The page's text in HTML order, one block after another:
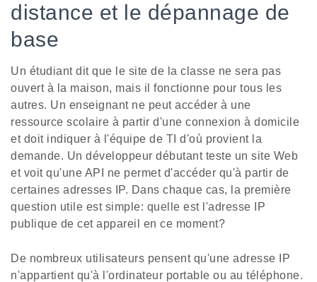
distance et le dépannage de
base
Un étudiant dit que le site de la classe ne sera pas
ouvert à la maison, mais il fonctionne pour tous les
autres. Un enseignant ne peut accéder à une
ressource scolaire à partir d'une connexion à domicile
et doit indiquer à l'équipe de TI d'où provient la
demande. Un développeur débutant teste un site Web
et voit qu'une API ne permet d'accéder qu'à partir de
certaines adresses IP. Dans chaque cas, la première
question utile est simple: quelle est l'adresse IP
publique de cet appareil en ce moment?
De nombreux utilisateurs pensent qu'une adresse IP
n'appartient qu'à l'ordinateur portable ou au téléphone.